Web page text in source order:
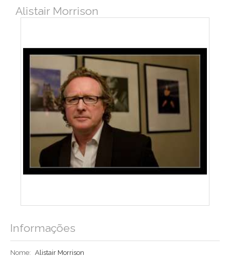
Alistair Morrison
Informações
Nome: Alistair Morrison